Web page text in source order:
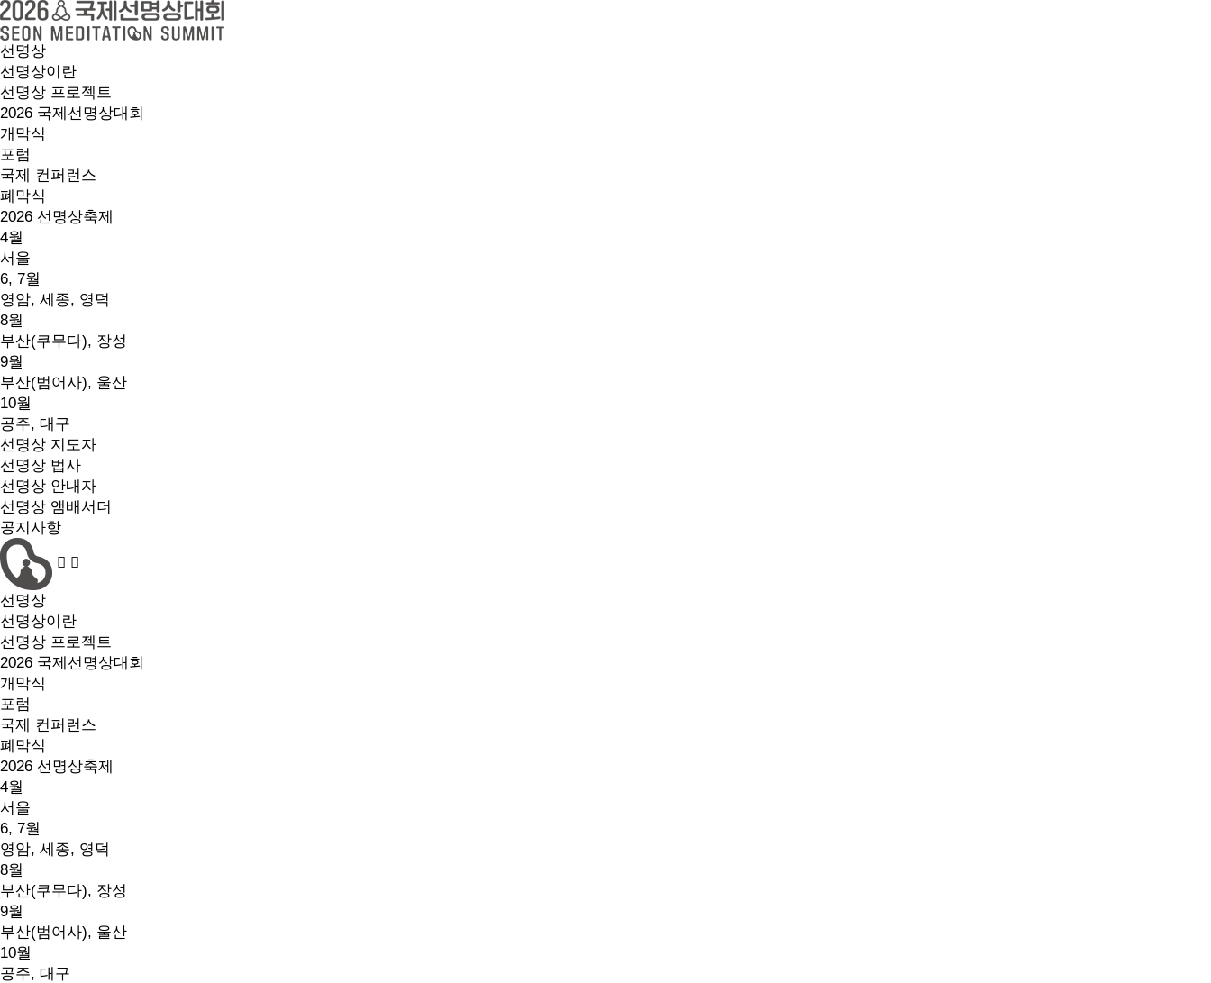
선명상
선명상이란
선명상 프로젝트
2026 국제선명상대회
개막식
포럼
국제 컨퍼런스
폐막식
2026 선명상축제
4월
서울
6, 7월
영암, 세종, 영덕
8월
부산(쿠무다), 장성
9월
부산(범어사), 울산
10월
공주, 대구
선명상 지도자
선명상 법사
선명상 안내자
선명상 앰배서더
공지사항
선명상
선명상이란
선명상 프로젝트
2026 국제선명상대회
개막식
포럼
국제 컨퍼런스
폐막식
2026 선명상축제
4월
서울
6, 7월
영암, 세종, 영덕
8월
부산(쿠무다), 장성
9월
부산(범어사), 울산
10월
공주, 대구